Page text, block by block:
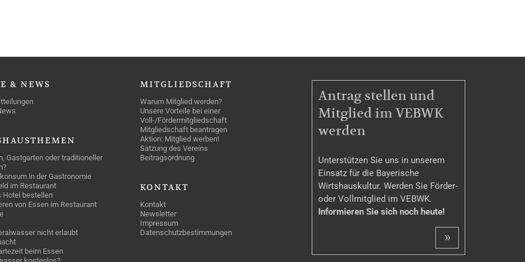
& NEWS
Gastgarten oder traditioneller
in der Gastronomie
im Restaurant
Hotel bestellen
von Essen im Restaurant
nicht erlaubt
beim Essen
MITGLIEDSCHAFT
Warum Mitglied werden?
Unsere Vorteile bei einer
Voll-/Fördermitgliedschaft
Mitgliedschaft beantragen
Aktion: Mitglied werben!
Satzung des Vereins
Beitragsordnung
KONTAKT
Kontakt
Newsletter
Impressum
Datenschutzbestimmungen
MITGLIEDSCHAFT
Antrag stellen und
Mitglied im VEBWK
werden
Unterstützen Sie uns in unserem
Einsatz für die Bayerische
Wirtshauskultur. Werden Sie Förder-
oder Vollmitglied im VEBWK.
Informieren Sie sich noch heute!
»